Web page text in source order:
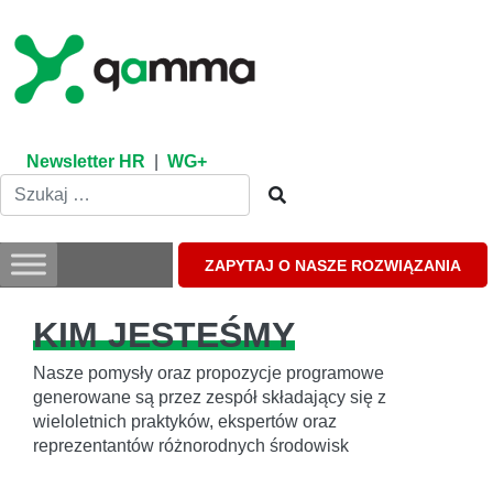
content
Newsletter HR WG+
ZAPYTAJ O NASZE ROZWIĄZANIA
KIM JESTEŚMY
Nasze pomysły oraz propozycje programowe
generowane są przez zespół składający się z
wieloletnich praktyków, ekspertów oraz
reprezentantów różnorodnych środowisk